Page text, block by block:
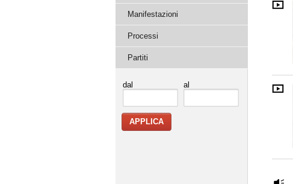
Manifestazioni
Processi
Partiti
dal al